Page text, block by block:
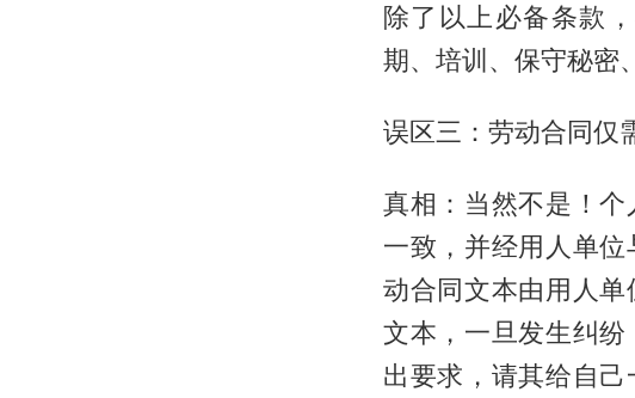
除了以上必备条款
期、培训、保守秘密
误区三：劳动合同仅
真相：当然不是！
一致，并经用人单
动合同文本由用人
文本，一旦发生纠
出要求，请其给自